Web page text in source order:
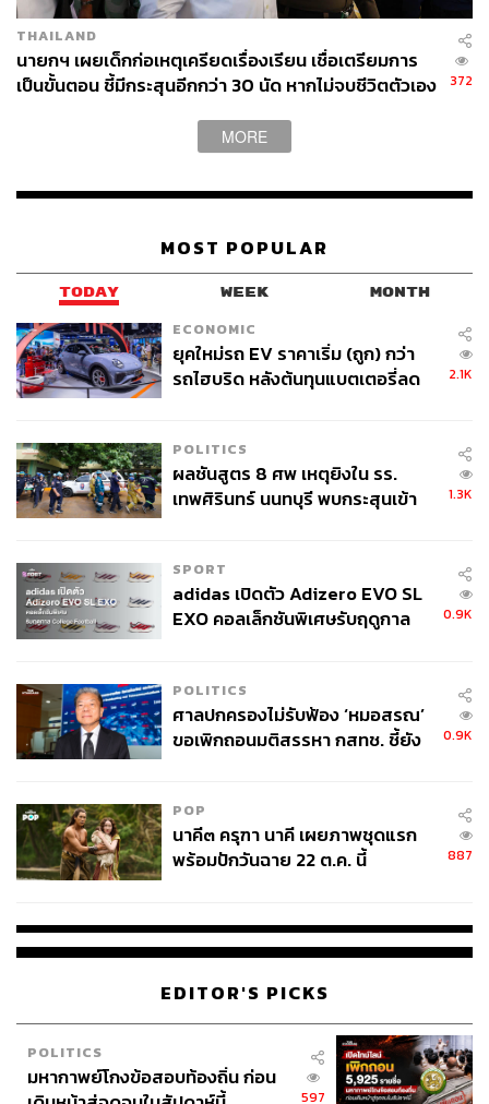
THAILAND
นายกฯ เผยเด็กก่อเหตุเครียดเรื่องเรียน เชื่อเตรียมการ
เป็นขั้นตอน ชี้มีกระสุนอีกกว่า 30 นัด หากไม่จบชีวิตตัวเอง
372
MORE
MOST POPULAR
TODAY WEEK MONTH
ECONOMIC
ยุคใหม่รถ EV ราคาเริ่ม (ถูก) กว่า
รถไฮบริด หลังต้นทุนแบตเตอรี่ลด
2.1K
POLITICS
ผลชันสูตร 8 ศพ เหตุยิงใน รร.
เทพศิรินทร์ นนทบุรี พบกระสุนเข้า
1.3K
SPORT
adidas เปิดตัว Adizero EVO SL
EXO คอลเล็กชันพิเศษรับฤดูกาล
0.9K
POLITICS
ศาลปกครองไม่รับฟ้อง ‘หมอสรณ’
ขอเพิกถอนมติสรรหา กสทช. ชี้ยัง
0.9K
POP
นาคี๓ ครุฑา นาคี เผยภาพชุดแรก
พร้อมปักวันฉาย 22 ต.ค. นี้
887
EDITOR'S PICKS
POLITICS
มหากาพย์โกงข้อสอบท้องถิ่น ก่อน
597